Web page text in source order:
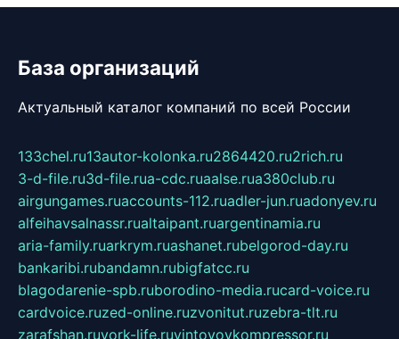
База организаций
Актуальный каталог компаний по всей России
133chel.ru13autor-kolonka.ru2864420.ru2rich.ru
3-d-file.ru3d-file.rua-cdc.ruaalse.rua380club.ru
airgungames.ruaccounts-112.ruadler-jun.ruadonyev.ru
alfeihavsalnassr.rualtaipant.ruargentinamia.ru
aria-family.ruarkrym.ruashanet.rubelgorod-day.ru
bankaribi.rubandamn.rubigfatcc.ru
blagodarenie-spb.ruborodino-media.rucard-voice.ru
cardvoice.ruzed-online.ruzvonitut.ruzebra-tlt.ru
zarafshan.ruyork-life.ruvintovoykompressor.ru